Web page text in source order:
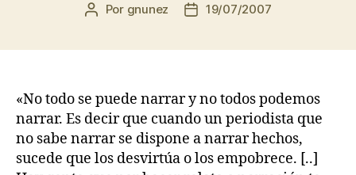
Autor
Por gnunez
Fecha19/07/2007
«No todo se puede narrar y no todos podemos
narrar. Es decir que cuando un periodista que
no sabe narrar se dispone a narrar hechos,
sucede que los desvirtúa o los empobrece. [..]